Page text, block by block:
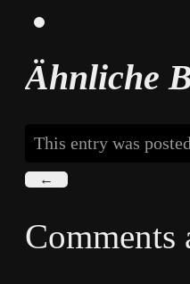
Ähnliche
This entry was
←
Comments